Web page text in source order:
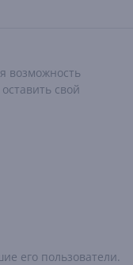
его пользователи.
возможность
свой